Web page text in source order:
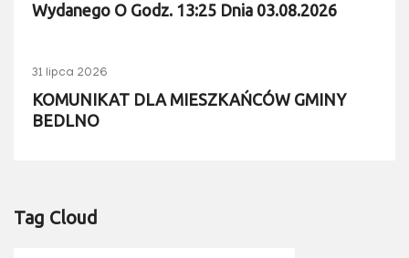
Wydanego O Godz. 13:25 Dnia 03.08.2026
31 lipca 2026
KOMUNIKAT DLA MIESZKAŃCÓW GMINY
BEDLNO
Tag Cloud